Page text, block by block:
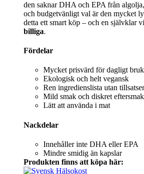
den saknar DHA och EPA från
och budgetvänligt val är den mycket
detta ett smart köp – och en självklar
billiga.
Fördelar
Mycket prisvärd för dagligt bruk
Ekologisk och helt vegansk
Ren ingredienslista utan tillsatser
Mild smak och diskret eftersmak
Lätt att använda i mat
Nackdelar
Innehåller inte DHA eller EPA
Mindre smidig än kapslar
Produkten finns att köpa här: